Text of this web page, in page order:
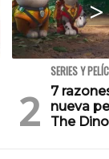
SERIES Y
7
nueva
The